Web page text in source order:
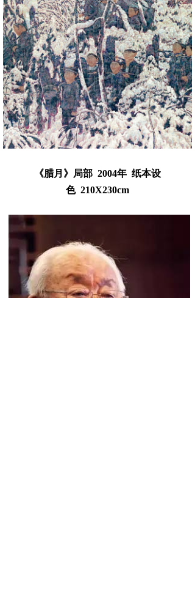
《腊月》局部 2004年 纸本设
色 210X230cm